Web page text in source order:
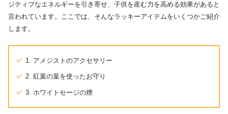
ジティブなエネルギーを引き寄せ、子供を産む力を高める効果があると
言われています。ここでは、そんなラッキーアイテムをいくつかご紹介
します。
1. アメジストのアクセサリー
2. 紅葉の葉を使ったお守り
3. ホワイトセージの煙